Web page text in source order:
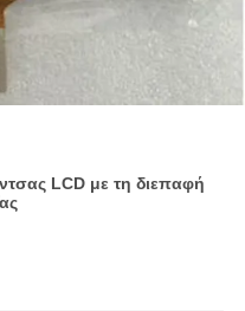
LCD με τη διεπαφή